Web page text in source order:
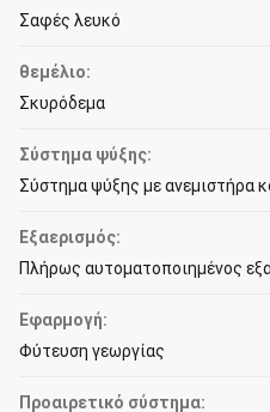
Σαφές λευκό
θεμέλιο:
Σκυρόδεμα
Σύστημα ψύξης:
Σύστημα ψύξης με ανεμιστήρα
Εξαερισμός:
Πλήρως αυτοματοποιημένος
Εφαρμογή:
Φύτευση γεωργίας
Προαιρετικό σύστημα: